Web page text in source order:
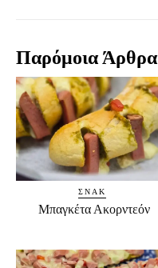
Παρόμοια Άρθρα
ΣΝΑΚ
Μπαγκέτα Ακορντεόν